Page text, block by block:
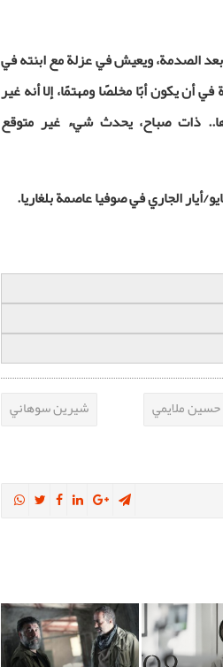
الصدمة، ويعيش في عزلة مع ابنته في
أن يكون أبًا مخلصًا ومهتمًا، إلا أنه غير
ذات صباح، يحدث شيء غير متوقع
حسين ملايمي
شيرين سوهاني